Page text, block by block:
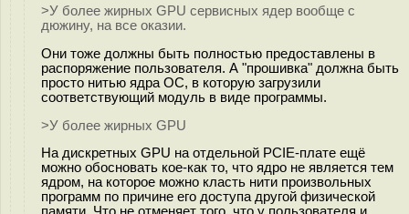
>У более жирных GPU сервисных ядер вообще с
дюжину, на все оказии.
Они тоже должны быть полностью предоставлены в
распоряжение пользователя. А "прошивка" должна быть
просто нитью ядра ОС, в которую загрузили
соответствующий модуль в виде программы.
>У более жирных GPU
На дискретных GPU на отдельной PCIE-плате ещё
можно обосновать кое-как то, что ядро не является тем
ядром, на которое можно класть нити произвольных
программ по причине его доступа другой физической